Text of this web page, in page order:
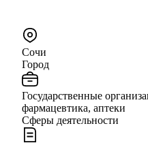
Сочи
Город
Государственные
фармацевтика, аптеки
Сферы деятельности